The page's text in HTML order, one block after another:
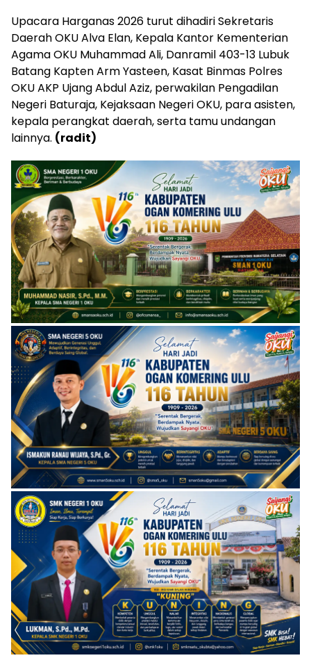
Upacara Harganas 2026 turut dihadiri Sekretaris
Daerah OKU Alva Elan, Kepala Kantor Kementerian
Agama OKU Muhammad Ali, Danramil 403-13 Lubuk
Batang Kapten Arm Yasteen, Kasat Binmas Polres
OKU AKP Ujang Abdul Aziz, perwakilan Pengadilan
Negeri Baturaja, Kejaksaan Negeri OKU, para asisten,
kepala perangkat daerah, serta tamu undangan
lainnya. (radit)